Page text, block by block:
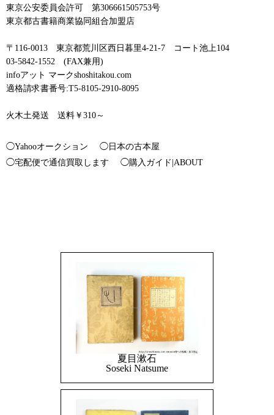
東京公安委員会許可 第306661505753号
東京都古書籍商業協同組合加盟店
〒116-0013 東京都荒川区西日暮里4-21-7 コート池上104
03-5842-1552 (FAX兼用)
infoアット マークshoshitakou.com
適格請求書番号:T5-8105-2910-8095
火木土発送 送料￥310～
◯Yahooオークション
◯日本の古本屋
◯宅配便で通信買取します
◯購入ガイド|ABOUT
夏目漱石
Soseki Natsume